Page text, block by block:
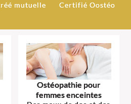
mutuelle Certifié Oostéo
Ostéopathie pour
femmes enceintes